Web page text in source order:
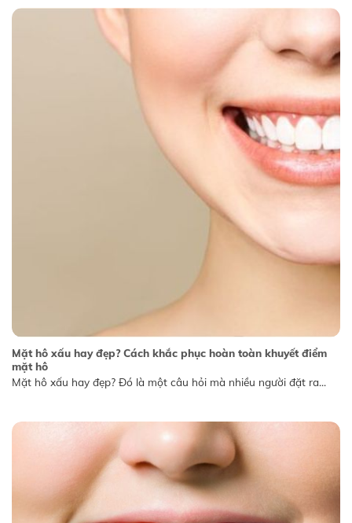
Mặt hô xấu hay đẹp? Cách khắc phục hoàn toàn khuyết điểm
mặt hô
Mặt hô xấu hay đẹp? Đó là một câu hỏi mà nhiều người đặt ra...